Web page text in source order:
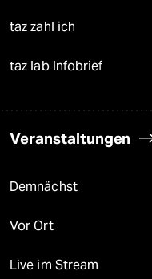
taz zahl ich
taz lab Infobrief
Veranstaltungen
Demnächst
Vor Ort
Live im Stream